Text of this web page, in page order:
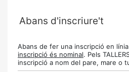
Abans d'inscriure't
Abans de fer una inscripció en
inscripció és nominal. Pels
inscripció a nom del pare, mare o